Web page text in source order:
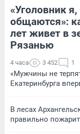
«Уголовник
общаются»:
лет живет в
Рязанью
4 часа 3 452 1
«Мужчины не
Екатеринбурга
В лесах
правильно